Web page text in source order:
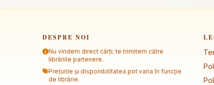
DESPRE NOI
Nu vindem direct cărți; te trimitem către
librăriile partenere.
Prețurile și disponibilitatea pot varia în funcție
de librărie.